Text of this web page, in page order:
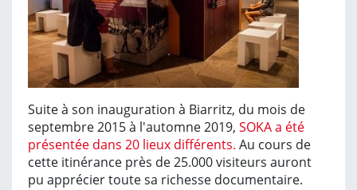
Suite à son inauguration à Biarritz, du mois de
septembre 2015 à l'automne 2019, SOKA a été
présentée dans 20 lieux différents. Au cours de
cette itinérance près de 25.000 visiteurs auront
pu apprécier toute sa richesse documentaire.